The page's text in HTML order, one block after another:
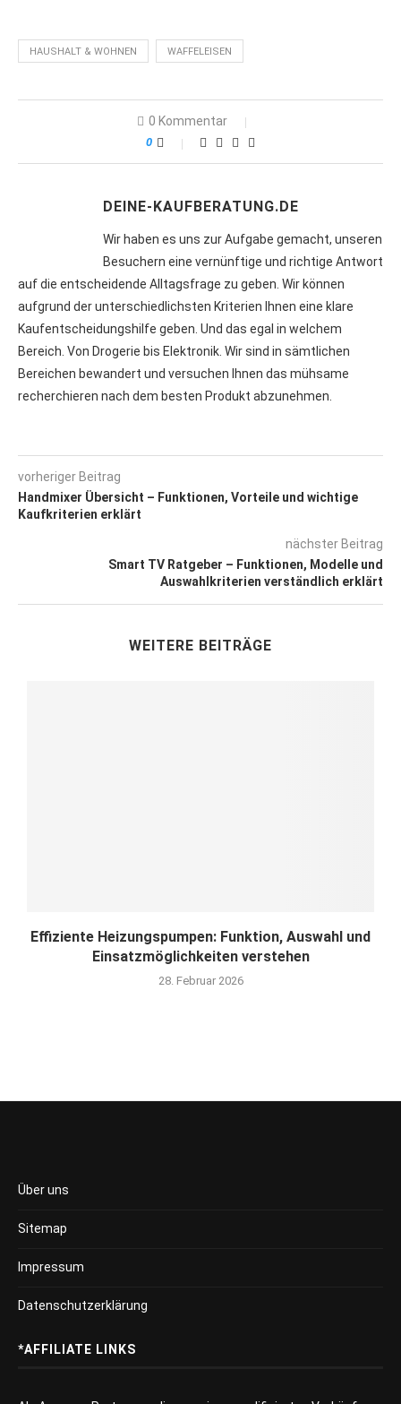
HAUSHALT & WOHNEN WAFFELEISEN
0 Kommentar
0
DEINE-KAUFBERATUNG.DE
Wir haben es uns zur Aufgabe gemacht, unseren
Besuchern eine vernünftige und richtige Antwort
auf die entscheidende Alltagsfrage zu geben. Wir können
aufgrund der unterschiedlichsten Kriterien Ihnen eine klare
Kaufentscheidungshilfe geben. Und das egal in welchem
Bereich. Von Drogerie bis Elektronik. Wir sind in sämtlichen
Bereichen bewandert und versuchen Ihnen das mühsame
recherchieren nach dem besten Produkt abzunehmen.
vorheriger Beitrag
Handmixer Übersicht – Funktionen, Vorteile und wichtige
Kaufkriterien erklärt
nächster Beitrag
Smart TV Ratgeber – Funktionen, Modelle und
Auswahlkriterien verständlich erklärt
WEITERE BEITRÄGE
Effiziente Heizungspumpen: Funktion, Auswahl und
Einsatzmöglichkeiten verstehen
28. Februar 2026
Über uns
Sitemap
Impressum
Datenschutzerklärung
*AFFILIATE LINKS